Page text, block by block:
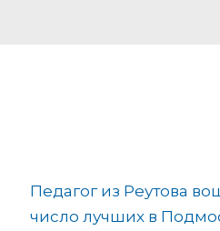
Педагог из Реутова
число лучших в